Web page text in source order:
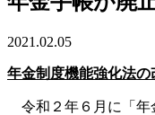
2021.02.05
年金制度機能強化法の
令和２年６月に「年